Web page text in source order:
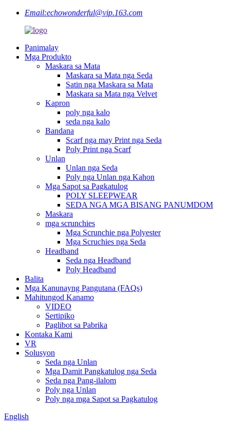
Email:echowonderful@vip.163.com
Panimalay
Mga Produkto
Maskara sa Mata
Maskara sa Mata nga Seda
Satin nga Maskara sa Mata
Maskara sa Mata nga Velvet
Kapron
poly nga kalo
seda nga kalo
Bandana
Scarf nga may Print nga Seda
Poly Print nga Scarf
Unlan
Unlan nga Seda
Poly nga Unlan nga Kahon
Mga Sapot sa Pagkatulog
POLY SLEEPWEAR
SEDA NGA MGA BISANG PANUMDOM
Maskara
mga scrunchies
Mga Scrunchie nga Polyester
Mga Scruchies nga Seda
Headband
Seda nga Headband
Poly Headband
Balita
Mga Kanunayng Pangutana (FAQs)
Mahitungod Kanamo
VIDEO
Sertipiko
Paglibot sa Pabrika
Kontaka Kami
VR
Solusyon
Seda nga Unlan
Mga Damit Pangkatulog nga Seda
Seda nga Pang-ilalom
Poly nga Unlan
Poly nga mga Sapot sa Pagkatulog
English